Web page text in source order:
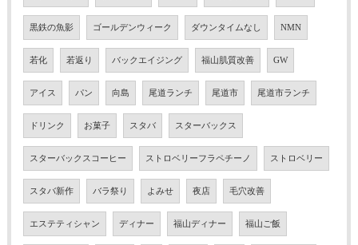
黒鉄の魚影 ゴールデンウィーク ダウンタイムなし NMN
若化 若返り バックエイジング 福山肌質改善 GW
アイス パン 向島 尾道ランチ 尾道市 尾道市ランチ
ドリンク お菓子 スタバ スターバックス
スターバックスコーヒー ストロベリーフラペチーノ ストロベリー
スタバ新作 バラ祭り よみせ 夜店 毛穴改善
エステティシャン ディナー 福山ディナー 福山ご飯